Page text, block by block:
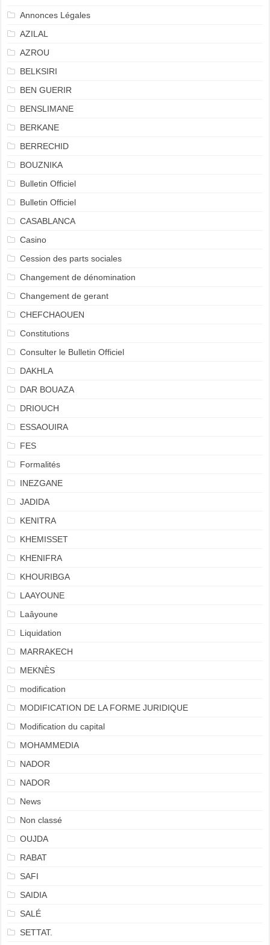
Annonces Légales
AZILAL
AZROU
BELKSIRI
BEN GUERIR
BENSLIMANE
BERKANE
BERRECHID
BOUZNIKA
Bulletin Officiel
Bulletin Officiel
CASABLANCA
Casino
Cession des parts sociales
Changement de dénomination
Changement de gerant
CHEFCHAOUEN
Constitutions
Consulter le Bulletin Officiel
DAKHLA
DAR BOUAZA
DRIOUCH
ESSAOUIRA
FES
Formalités
INEZGANE
JADIDA
KENITRA
KHEMISSET
KHENIFRA
KHOURIBGA
LAAYOUNE
Laâyoune
Liquidation
MARRAKECH
MEKNÈS
modification
MODIFICATION DE LA FORME JURIDIQUE
Modification du capital
MOHAMMEDIA
NADOR
NADOR
News
Non classé
OUJDA
RABAT
SAFI
SAIDIA
SALÉ
SETTAT.